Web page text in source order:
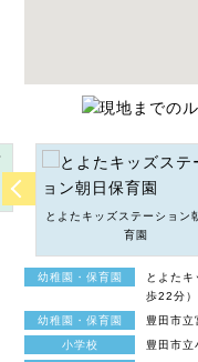
とよたキッズステーション
育園
幼稚園・保育園
とよた
歩22分）
幼稚園・保育園
豊田市立
小学校
豊田市